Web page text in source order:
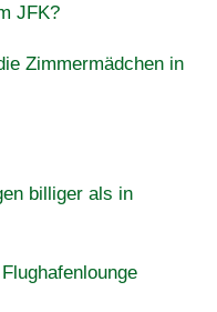
JFK?
Zimmermädchen in
billiger als in